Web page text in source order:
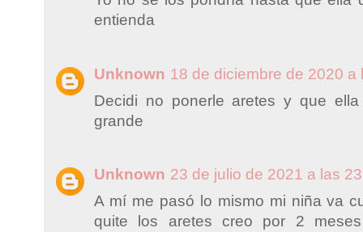
entienda
Unknown 18 de diciembre de 2020 a
Decidi no ponerle aretes y que
grande
Unknown 23 de julio de 2021 a las
A mí me pasó lo mismo mi niña va
quite los aretes creo por 2